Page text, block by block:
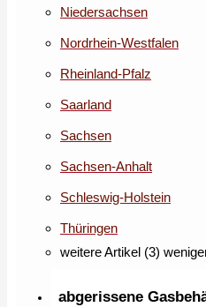
Niedersachsen
Nordrhein-Westfalen
Rheinland-Pfalz
Saarland
Sachsen
Sachsen-Anhalt
Schleswig-Holstein
Thüringen
weitere Artikel (3)
abgerissene